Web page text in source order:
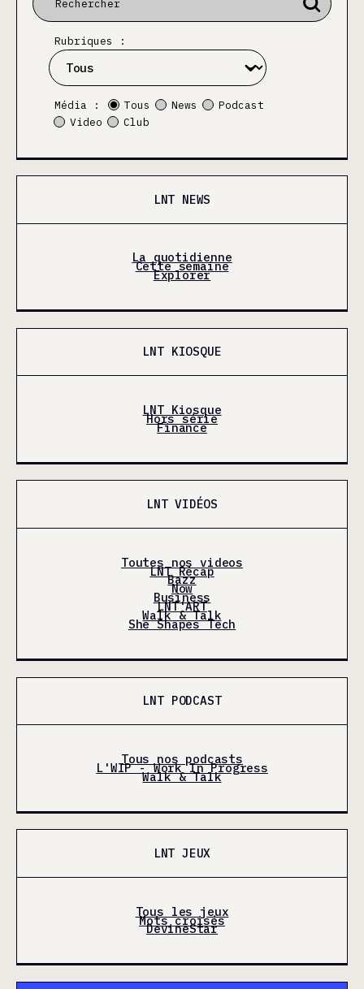
Rubriques :
Média : Tous News
Podcast
Video
Club
LNT NEWS
La quotidienne
Cette semaine
Explorer
LNT KIOSQUE
LNT Kiosque
Hors série
Finance
LNT VIDÉOS
Toutes nos videos
LNT Récap
Bazz
Now
Business
LNT'ART
Walk & Talk
She Shapes Tech
LNT PODCAST
Tous nos podcasts
L'WIP - Work In Progress
Walk & Talk
LNT JEUX
Tous les jeux
Mots croisés
DevineStar